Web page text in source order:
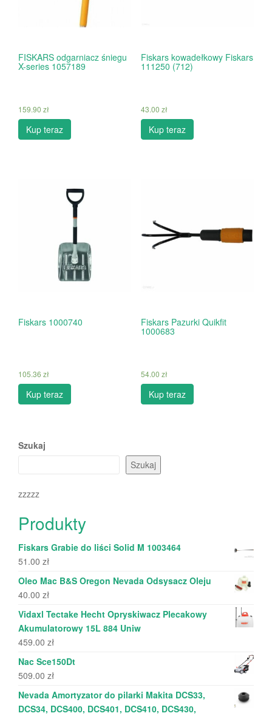
FISKARS odgarniacz śniegu
X-series 1057189
159.90 zł
Kup teraz
Fiskars kowadełkowy Fiskars
111250 (712)
43.00 zł
Kup teraz
Fiskars 1000740
105.36 zł
Kup teraz
Fiskars Pazurki Quikfit
1000683
54.00 zł
Kup teraz
Szukaj
Szukaj
zzzzz
Produkty
Fiskars Grabie do liści Solid M 1003464
51.00 zł
Oleo Mac B&S Oregon Nevada Odsysacz Oleju
40.00 zł
Vidaxl Tectake Hecht Opryskiwacz Plecakowy
Akumulatorowy 15L 884 Uniw
459.00 zł
Nac Sce150Dt
509.00 zł
Nevada Amortyzator do pilarki Makita DCS33,
DCS34, DCS400, DCS401, DCS410, DCS430,